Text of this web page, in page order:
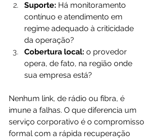
Suporte: Há monitoramento
contínuo e atendimento em
regime adequado à criticidade
da operação?
Cobertura local: o provedor
opera, de fato, na região onde
sua empresa está?
Nenhum link, de rádio ou fibra, é
imune a falhas. O que diferencia um
serviço corporativo é o compromisso
formal com a rápida recuperação